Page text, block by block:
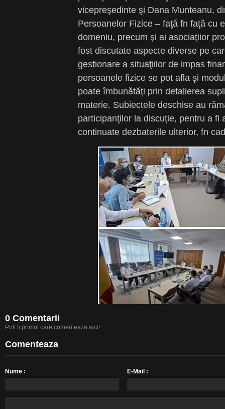
vicepreşedinte şi Dana Munteanu,
Persoanelor Fizice – faţă fn faţă cu
domeniu, precum şi ai asociaţiior
fost discutate aspecte diverse pe
gestionare a situaţiilor de impas
persoanele fizice se pot afla şi
poate îmbunătăţi prin detalierea
materie. Subiectele deschise au
participanţilor la discuţie, pentru a fi
continuate dezbaterile ulterior, fn
0 Comentarii
Poti fi primul care comenteaza aici!
Comenteaza
Nume : E-Mail :